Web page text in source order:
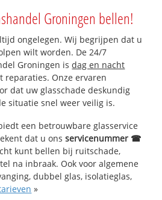
Groningen bellen!
ongelegen. Wij begrijpen dat u
wilt worden. De 24/7
Groningen isdag en nacht
reparaties. Onze ervaren
dat uw glasschade deskundig
situatie snel weer veilig is.
een betrouwbare glasservice
dat u onsservicenummer ☎
kunt bellen bij ruitschade,
na inbraak. Ook voor algemene
dubbel glas, isolatieglas,
»